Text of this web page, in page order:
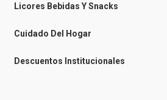
n
g
r
Licores Bebidas Y Snacks
Cuidado Del Hogar
Descuentos Institucionales